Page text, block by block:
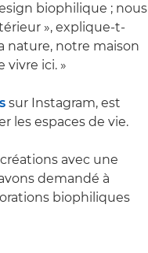
biophilique ; nous
», explique-t-
nature, notre maison
vivre ici. »
sur Instagram, est
les espaces de vie.
avec une
demandé à
biophiliques